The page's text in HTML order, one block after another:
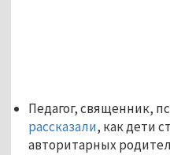
Педагог, священник,
рассказали, как дети
авторитарных